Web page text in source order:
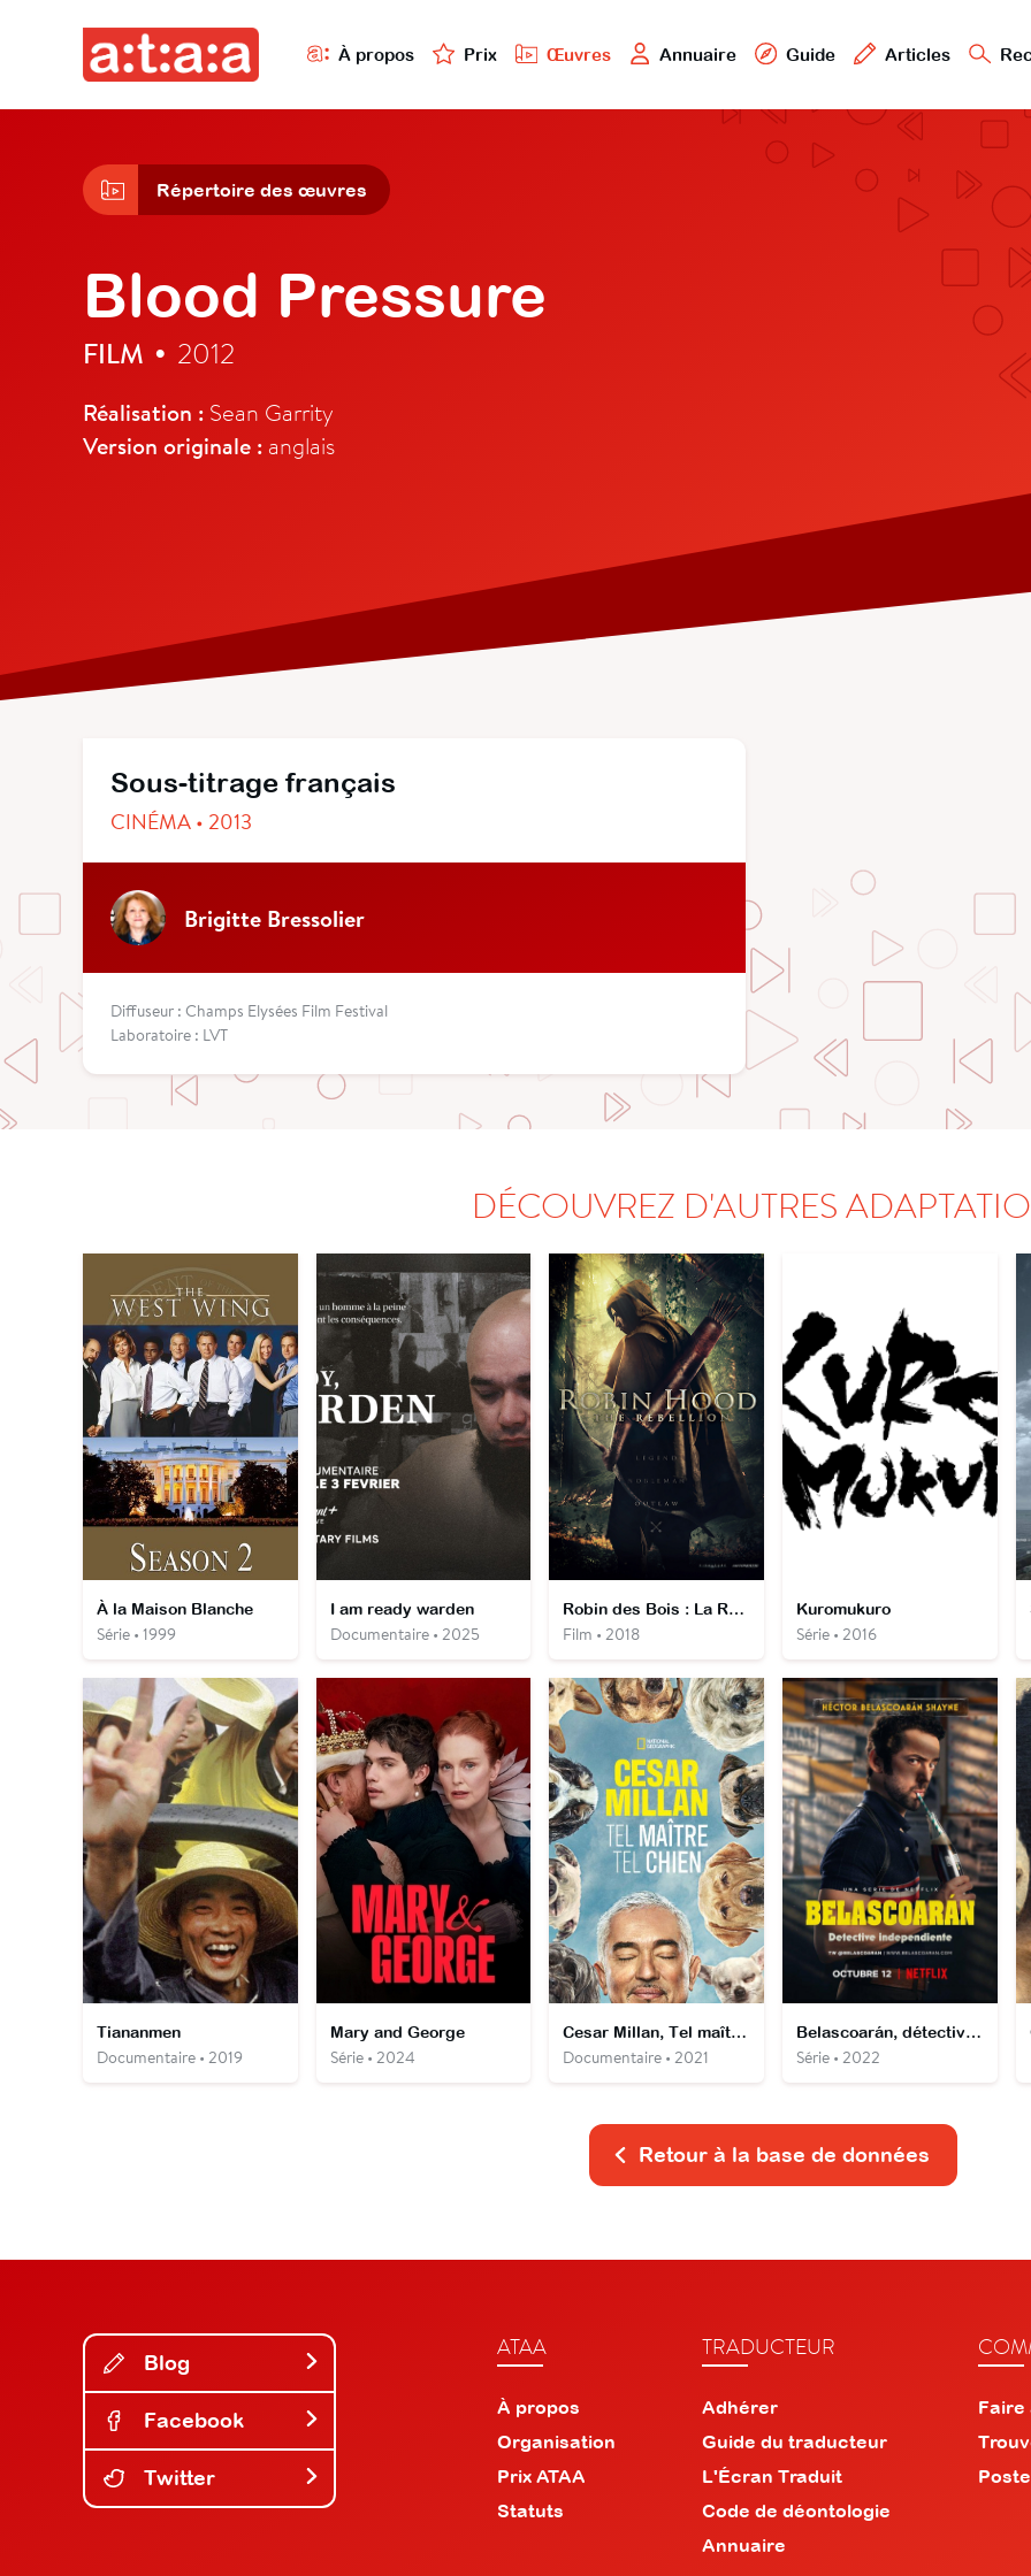
À propos Prix Œuvres Annuaire Guide Articles
Répertoire des œuvres
Blood Pressure
FILM • 2012
Réalisation : Sean Garrity
Version originale : anglais
Sous-titrage français
CINÉMA • 2013
Brigitte Bressolier
Diffuseur : Champs Elysées Film Festival
Laboratoire : LVT
DÉCOUVREZ D'AUTRES
À la Maison Blanche
Série • 1999
I am ready warden
Documentaire • 2025
Robin des Bois : La Rébellion
Film • 2018
Kuromukuro
Série • 2016
Tiananmen
Documentaire • 2019
Mary and George
Série • 2024
Cesar Millan, Tel maître tel chien
Documentaire • 2021
Belascoarán, détective privé
Série • 2022
Retour à la base de données
Blog
Facebook
Twitter
ATAA
À propos
Organisation
Prix ATAA
Statuts
TRADUCTEUR
Adhérer
Guide du traducteur
L'Écran Traduit
Code de déontologie
Annuaire